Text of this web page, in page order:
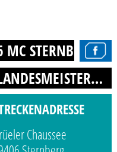
STERNBERG
44. ADAC-MOTOCROSS-LANDESMEISTERSCHAFT
Chaussee